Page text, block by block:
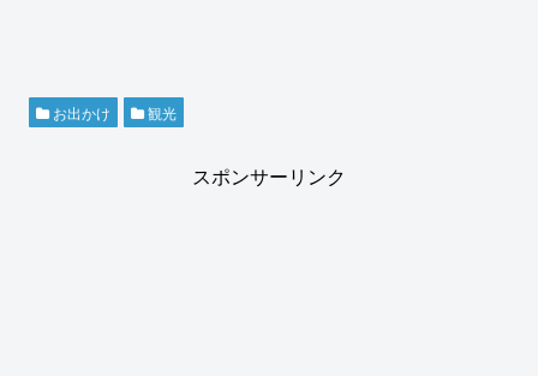
お出かけ 観光
スポンサーリンク